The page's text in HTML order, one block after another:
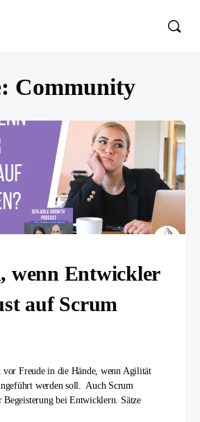
Community
wenn Entwickler
auf Scrum
vor Freude in die Hände, wenn Agilität
werden soll. Auch Scrum
bei Entwicklern. Sätze